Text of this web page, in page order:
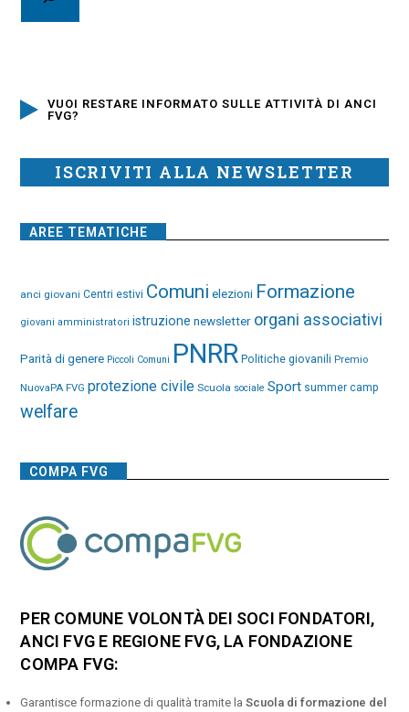
VUOI RESTARE INFORMATO SULLE ATTIVITÀ DI ANCI
FVG?
ISCRIVITI ALLA NEWSLETTER
AREE TEMATICHE
anci giovani Centri estivi Comuni elezioni Formazione
giovani amministratori istruzione newsletter organi associativi
Parità di genere Piccoli Comuni PNRR Politiche giovanili Premio
NuovaPA FVG protezione civile Scuola sociale Sport summer camp
welfare
COMPA FVG
PER COMUNE VOLONTÀ DEI SOCI FONDATORI,
ANCI FVG E REGIONE FVG, LA FONDAZIONE
COMPA FVG:
Garantisce formazione di qualità tramite laScuola di formazione del